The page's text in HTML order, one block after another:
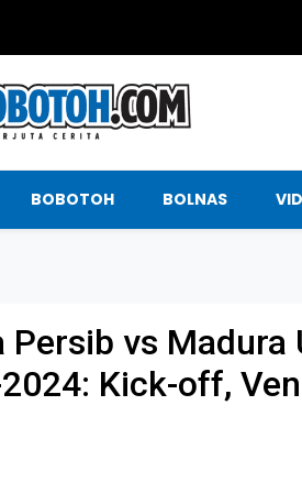
BOBOTOH BOLNAS
Persib vs Madura
Kick-off,